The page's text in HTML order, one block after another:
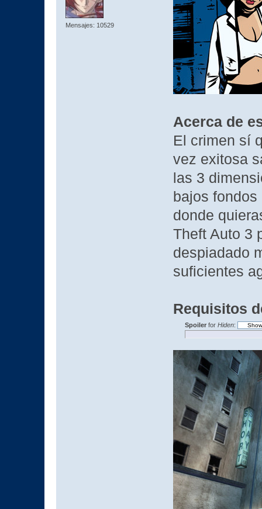
Mensajes: 10529
Acerca de
El crimen sí
vez exitosa
las 3
bajos
donde
Theft Auto 3
despiadado
suficientes
Requisitos
Spoilerfor Hiden: